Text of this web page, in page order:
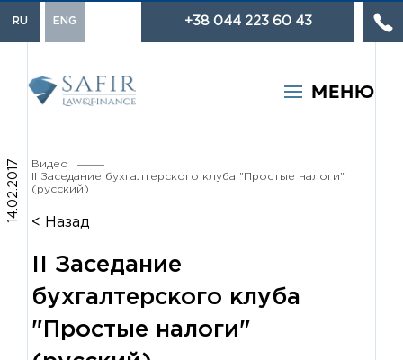
ENG
RU
МЕНЮ
+38 044 223 60 43
14.02.2017
Видео
II Заседание бухгалтерского клуба "Простые налоги"
(русский)
< Назад
II Заседание
бухгалтерского клуба
"Простые налоги"
Торговая марка
Взыскание долгов